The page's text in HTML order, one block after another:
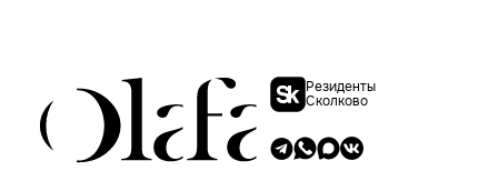
Резиденты
Сколково